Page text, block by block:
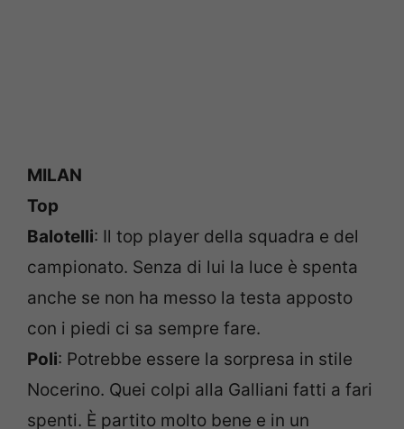
MILAN
Top
Balotelli: Il top player della squadra e del
campionato. Senza di lui la luce è spenta
anche se non ha messo la testa apposto
con i piedi ci sa sempre fare.
Poli: Potrebbe essere la sorpresa in stile
Nocerino. Quei colpi alla Galliani fatti a fari
spenti. È partito molto bene e in un